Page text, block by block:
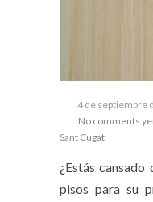
4 de septiembre
No comments
Sant Cugat
¿Estás cansado
pisos para su